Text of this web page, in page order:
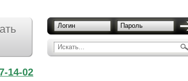
Искать...
Логин Пароль
14-02